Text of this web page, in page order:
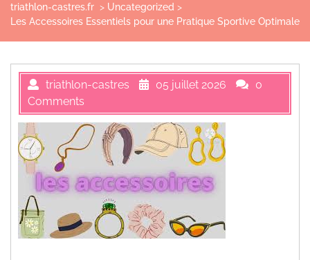
triathlon-castres.fr > Uncategorized >
Les Accessoires Essentiels pour une Pratique Sportive Optimale
triathlon-castres 05 juillet 2026
0
Comments